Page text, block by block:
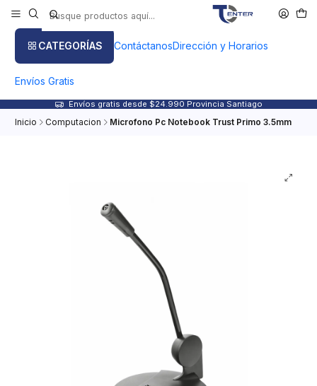
CATEGORÍAS ContáctanosDirección y Horarios
Envíos Gratis
Envíos gratis desde $24.990 Provincia Santiago
Inicio Computacion Microfono Pc Notebook Trust Primo 3.5mm